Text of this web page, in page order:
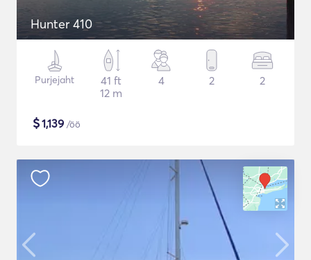
Hunter 410
Purjejaht
41 ft
12 m
4 2 2
$1,139 /öö